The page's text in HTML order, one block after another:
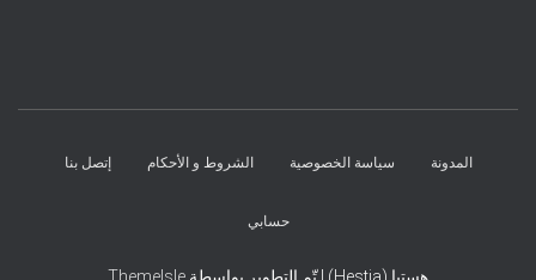
المدونة سياسة الخصوصية الشروط و الأحكام إتصل بنا
حسابي